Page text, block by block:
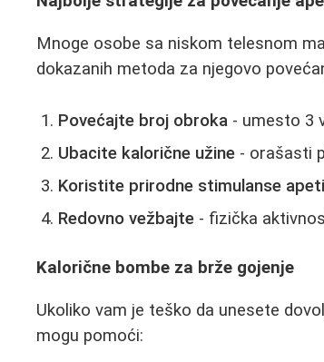
Mnoge osobe sa niskom telesnom
dokazanih metoda za njegovo
Povećajte broj obroka - umesto 3
Ubacite kalorične užine - orašasti
Koristite prirodne stimulanse
Redovno vežbajte - fizička
Kalorične bombe za brže gojenje
Ukoliko vam je teško da unesete
mogu pomoći: